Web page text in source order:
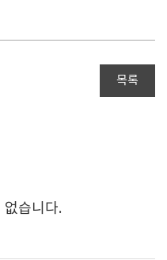
목록
없습니다.